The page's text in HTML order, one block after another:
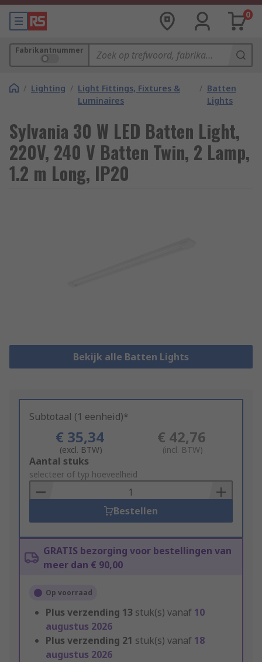
0
Fabrikantnummer
/ Lighting / Light Fittings, Fixtures &
Luminaires
/ Batten
Lights
Sylvania 30 W LED Batten Light,
220V, 240 V Batten Twin, 2 Lamp,
1.2 m Long, IP20
Bekijk alle Batten Lights
Subtotaal (1 eenheid)*
€ 35,34
(excl. BTW)
€ 42,76
(incl. BTW)
Add
to
Basket
Aantal stuks
selecteer of typ hoeveelheid
Bestellen
GRATIS bezorging voor bestellingen van
meer dan € 90,00
Op voorraad
Plus verzending 13 stuk(s) vanaf 10
augustus 2026
Plus verzending 21 stuk(s) vanaf 18
augustus 2026